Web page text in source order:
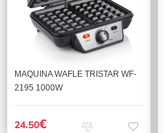
MAQUINA WAFLE TRISTAR WF-
2195 1000W
24.50€